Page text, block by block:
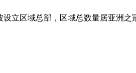
立区域总部，区域总数量居亚洲之